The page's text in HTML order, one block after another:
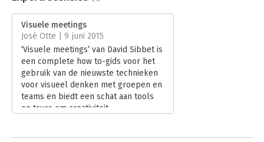
Verschijningsdatum:
Hoofdrubriek:
Advisering
Jongbloed:
Juridische beroepen (onderwijs,
beroepsuitoefening
Serie:
Business Model Generatie
Visuele meetings
José Otte | 9 juni 2015
‘Visuele meetings’ van David Sibbet is
een complete how to-gids voor het
gebruik van de nieuwste technieken
voor visueel denken met groepen en
teams en biedt een schat aan tools
en trucs om creativiteit,